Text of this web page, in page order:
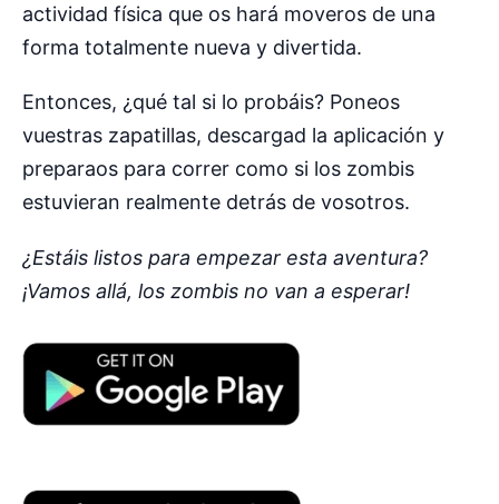
actividad física que os hará moveros de una
forma totalmente nueva y divertida.
Entonces, ¿qué tal si lo probáis? Poneos
vuestras zapatillas, descargad la aplicación y
preparaos para correr como si los zombis
estuvieran realmente detrás de vosotros.
¿Estáis listos para empezar esta aventura?
¡Vamos allá, los zombis no van a esperar!